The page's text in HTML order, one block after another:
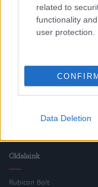
related to
functionality
user protection.
Data Deletion
Frazik,
Waclaw
Oldalaink
Rubicon Bolt